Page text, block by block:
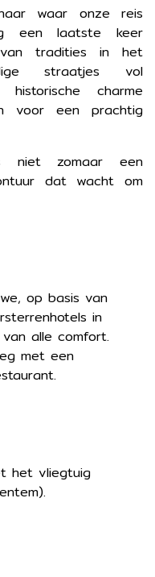
waar onze reis
een laatste keer
tradities in het
straatjes vol
historische charme
voor een prachtig
niet zomaar een
dat wacht om
op basis van
in
alle comfort.
met een
het vliegtuig